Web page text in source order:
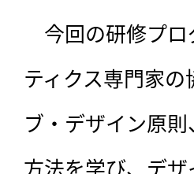
今回の研修プロ
ティクス専門家
ブ・デザイン原
方法を学び、デ